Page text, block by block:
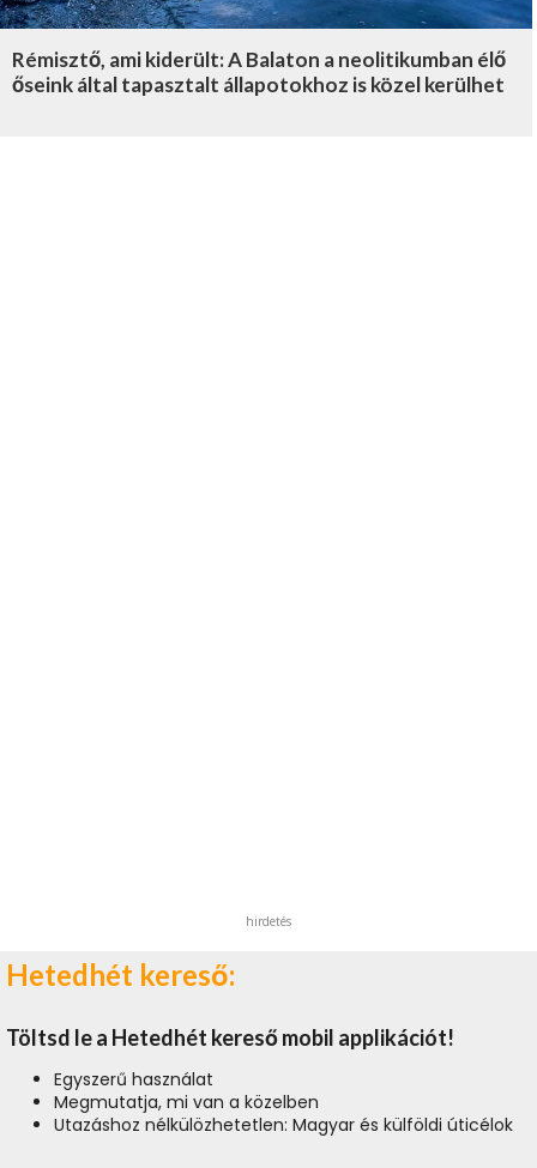
Rémisztő, ami kiderült: A Balaton a neolitikumban élő
őseink által tapasztalt állapotokhoz is közel kerülhet
hirdetés
Hetedhét kereső:
Töltsd le a Hetedhét kereső mobil applikációt!
Egyszerű használat
Megmutatja, mi van a közelben
Utazáshoz nélkülözhetetlen: Magyar és külföldi úticélok